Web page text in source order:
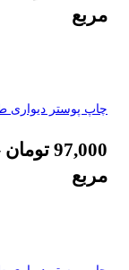
مربع
چاپ پوستر دیواری
97,000 تومان
مربع